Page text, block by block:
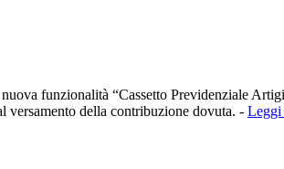
funzionalità “Cassetto Previdenziale
versamento della contribuzione dovuta. - Leggi